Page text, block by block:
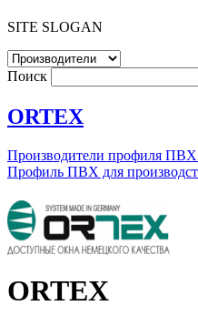
SITE SLOGAN
Поиск
ORTEX
Производители профиля
Профиль ПВХ для
ORTEX